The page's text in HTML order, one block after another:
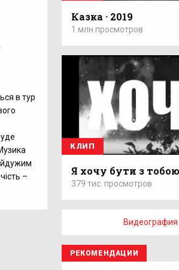
в тур
–
Казка · 2019
1 млн просмотров
КЛИП
Я хочу бути з тобою
379 тис. просмотров
Видеография
РЕКОМЕНДАЦИИ